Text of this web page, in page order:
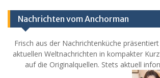
Nachrichten vom Anchorman
Frisch aus der Nachrichtenküche
aktuellen Weltnachrichten in kompakter
auf die Originalquellen. Stets aktuell